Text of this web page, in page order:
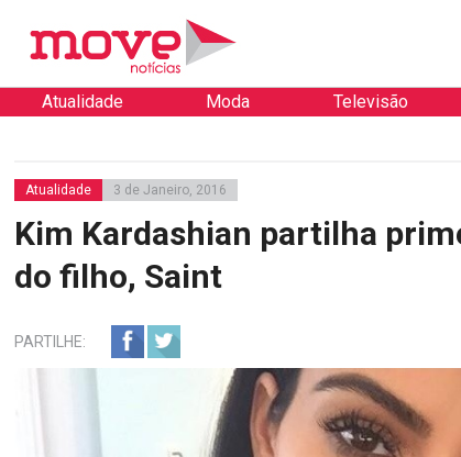
Atualidade Moda Televisão
Atualidade 3 de Janeiro, 2016
Kim Kardashian partilha
do filho, Saint
PARTILHE: